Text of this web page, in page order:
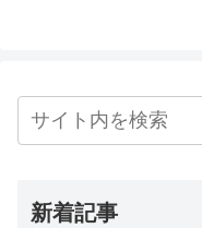
新着記事